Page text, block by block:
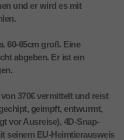
und er wird es mit
60-65cm groß. Eine
abgeben. Er ist ein
370€ vermittelt und reist
geimpft, entwurmt,
vor Ausreise), 4D-Snap-
seinem EU-Heimtierausweis